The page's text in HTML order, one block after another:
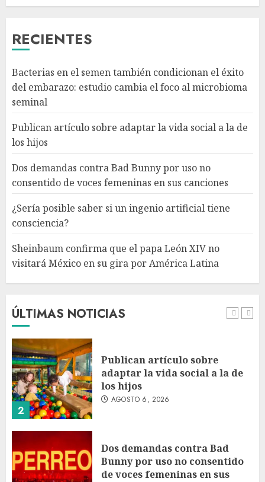
RECIENTES
Bacterias en el semen también condicionan el éxito
del embarazo: estudio cambia el foco al microbioma
seminal
Publican artículo sobre adaptar la vida social a la de
los hijos
Dos demandas contra Bad Bunny por uso no
consentido de voces femeninas en sus canciones
¿Sería posible saber si un ingenio artificial tiene
consciencia?
Sheinbaum confirma que el papa León XIV no
visitará México en su gira por América Latina
ÚLTIMAS NOTICIAS
3
4
¿Sería posible saber si un
AGOSTO 6, 2026
5
Sheinbaum confirma que el
papa León XIV no visitará
México en su gira por América
Latina
1
Bacterias en el semen también
AGOSTO 6, 2026
2
Publican artículo sobre
adaptar la vida social a la de
los hijos
AGOSTO 6, 2026
Dos demandas contra Bad
Bunny por uso no consentido
de voces femeninas en sus